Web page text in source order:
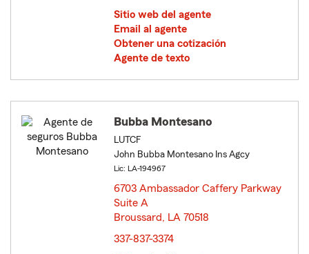
Sitio web del agente
Email al agente
Obtener una cotización
Agente de texto
Bubba Montesano
LUTCF
John Bubba Montesano Ins Agcy
Lic: LA-194967
6703 Ambassador Caffery Parkway
Suite A
Broussard, LA 70518
337-837-3374